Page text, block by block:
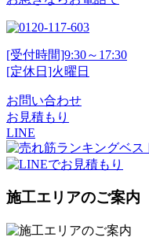
[受付時間]9:30～17:30
[定休日]火曜日
お問い合わせ
お見積もり
LINE
施工エリアのご案内